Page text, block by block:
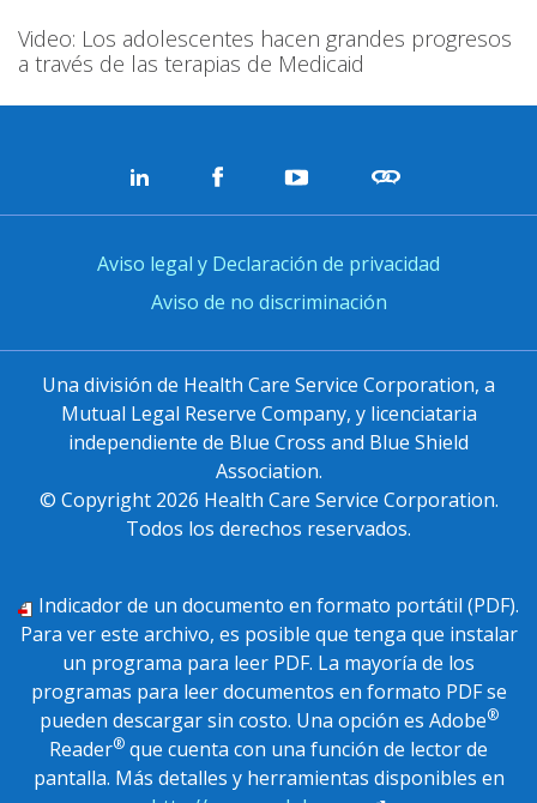
Video: Los adolescentes hacen grandes progresos
a través de las terapias de Medicaid
Aviso legal y Declaración de privacidad
Aviso de no discriminación
Una división de Health Care Service Corporation, a
Mutual Legal Reserve Company, y licenciataria
independiente de Blue Cross and Blue Shield
Association.
© Copyright 2026 Health Care Service Corporation.
Todos los derechos reservados.
Indicador de un documento en formato portátil (PDF).
Para ver este archivo, es posible que tenga que instalar
un programa para leer PDF. La mayoría de los
programas para leer documentos en formato PDF se
pueden descargar sin costo. Una opción es Adobe®
Reader® que cuenta con una función de lector de
pantalla. Más detalles y herramientas disponibles en